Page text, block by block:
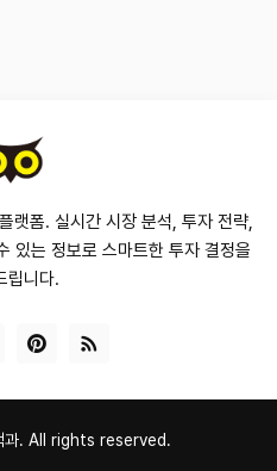
랫폼. 실시간 시장 분석, 투자 전략,
있는 정보로 스마트한 투자 결정을
립니다.
과. All rights reserved.